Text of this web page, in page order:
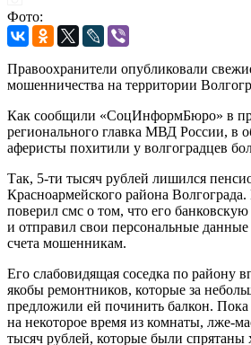
Фото:
Правоохранители опубликовали
мошенничества на территории
Как сообщили «СоцИнформБюро» в
регионального главка МВД России, в
аферисты похитили у волгоградцев
Так, 5-ти тысяч рублей лишился
Красноармейского района
поверил смс о том, что его банковскую
и отправил свои персональные данные
счета мошенникам.
Его слабовидящая соседка по району
якобы ремонтников, которые за
предложили ей починить балкон.
на некоторое время из комнаты, лже-
тысяч рублей, которые были спрятаны